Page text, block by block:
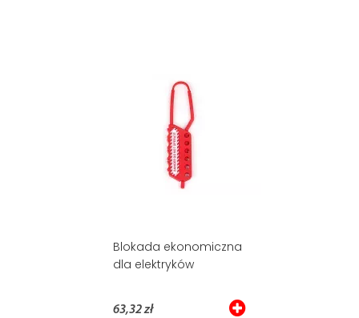
Blokada ekonomiczna
dla elektryków
63,32 zł